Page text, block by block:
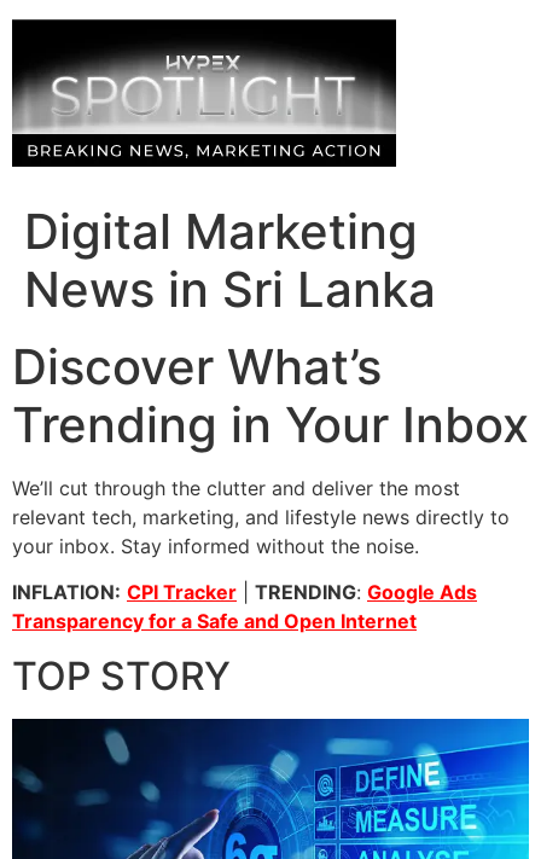
Skip
content
Digital Marketing
News in Sri Lanka
Discover What’s
Trending in Your Inbox
We’ll cut through the clutter and deliver the most
relevant tech, marketing, and lifestyle news directly to
your inbox. Stay informed without the noise.
INFLATION: CPI Tracker TRENDING: Google Ads
Transparency for a Safe and Open Internet
TOP STORY